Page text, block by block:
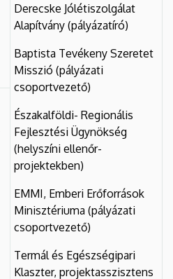
Derecske Jólétiszolgálat
Alapítvány (pályázatíró)
Baptista Tevékeny Szeretet
Misszió (pályázati
csoportvezető)
Északalföldi- Regionális
Fejlesztési Ügynökség
(helyszíni ellenőr-
projektekben)
EMMI, Emberi Erőforrások
Minisztériuma (pályázati
csoportvezető)
Termál és Egészségipari
Klaszter, projektasszisztens